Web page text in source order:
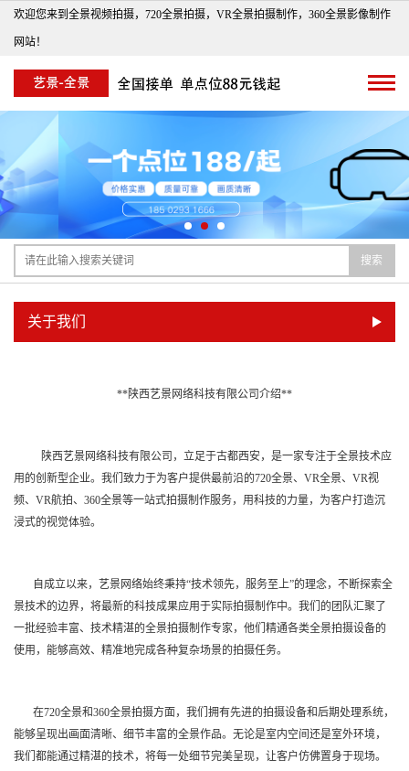
欢迎您来到全景视频拍摄，720全景拍摄，VR全景拍摄制作，360全景影像制作
网站！
搜索
关于我们
**陕西艺景网络科技有限公司介绍**
陕西艺景网络科技有限公司，立足于古都西安，是一家专注于全景技术应
用的创新型企业。我们致力于为客户提供最前沿的720全景、VR全景、VR视
频、VR航拍、360全景等一站式拍摄制作服务，用科技的力量，为客户打造沉
浸式的视觉体验。
自成立以来，艺景网络始终秉持“技术领先，服务至上”的理念，不断探索全
景技术的边界，将最新的科技成果应用于实际拍摄制作中。我们的团队汇聚了
一批经验丰富、技术精湛的全景拍摄制作专家，他们精通各类全景拍摄设备的
使用，能够高效、精准地完成各种复杂场景的拍摄任务。
在720全景和360全景拍摄方面，我们拥有先进的拍摄设备和后期处理系统，
能够呈现出画面清晰、细节丰富的全景作品。无论是室内空间还是室外环境，
我们都能通过精湛的技术，将每一处细节完美呈现，让客户仿佛置身于现场。